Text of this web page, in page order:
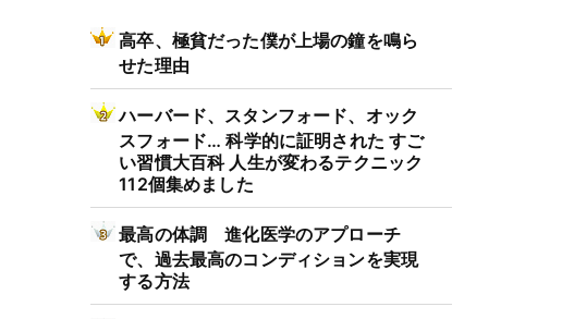
高卒、極貧だった僕が上場の鐘を鳴ら
せた理由
ハーバード、スタンフォード、オック
スフォード… 科学的に証明された すご
い習慣大百科 人生が変わるテクニック
112個集めました
最高の体調 進化医学のアプローチ
で、過去最高のコンディションを実現
する方法